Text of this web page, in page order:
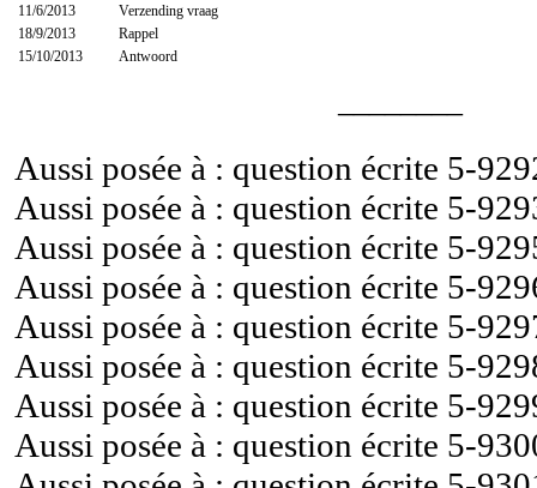
11/6/2013
Verzending vraag
18/9/2013
Rappel
15/10/2013
Antwoord
Aussi posée à : question écrite 5-
Aussi posée à : question écrite 5-
Aussi posée à : question écrite 5-
Aussi posée à : question écrite 5-
Aussi posée à : question écrite 5-
Aussi posée à : question écrite 5-
Aussi posée à : question écrite 5-
Aussi posée à : question écrite 5-